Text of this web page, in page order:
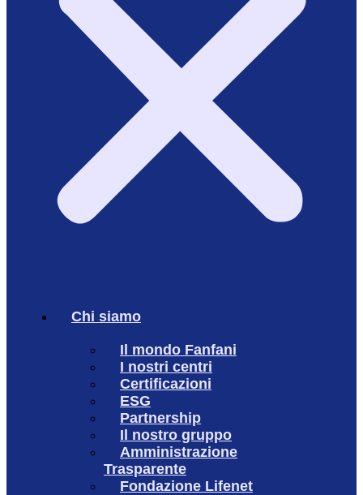
Chi siamo
Il mondo Fanfani
I nostri centri
Certificazioni
ESG
Partnership
Il nostro gruppo
Amministrazione
Trasparente
Fondazione Lifenet